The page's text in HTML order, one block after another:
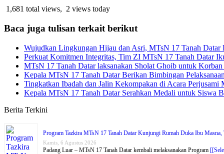
1,681 total views, 2 views today
Baca juga tulisan terkait berikut
Wujudkan Lingkungan Hijau dan Asri, MTsN 17 Tanah Datar
Perkuat Komitmen Integritas, Tim ZI MTsN 17 Tanah Datar
MTsN 17 Tanah Datar laksanakan Sholat Ghoib untuk
Kepala MTsN 17 Tanah Datar Berikan Bimbingan
Tingkatkan Ibadah dan Jalin Kekompakan di Acara Perjusami
Kepala MTsN 17 Tanah Datar Serahkan Medali untuk Siswa
Berita Terkini
Program Tazkira MTsN 17 Tanah Datar Kunjungi Rumah Duka Ibu
Kamis, 6 Agustus 2026
Padang Luar – MTsN 17 Tanah Datar kembali melaksanakan Program